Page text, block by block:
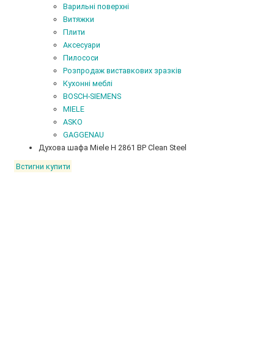
Варильні поверхні
Витяжки
Плити
Аксесуари
Пилососи
Розпродаж виставкових зразків
Кухонні меблі
BOSCH-SIEMENS
MIELE
ASKO
GAGGENAU
Духова шафа Miele H 2861 BP Clean Steel
Встигни купити